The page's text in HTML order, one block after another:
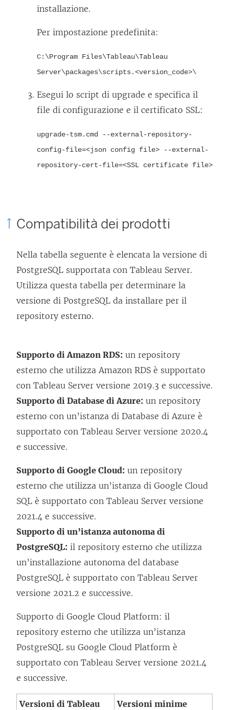
installazione.
Per impostazione predefinita:
C:\Program Files\Tableau\Tableau
Server\packages\scripts.<version_code>\
Esegui lo script di upgrade e specifica il
file di configurazione e il certificato SSL:
upgrade-tsm.cmd --external-repository-
config-file=<json config file> --external-
repository-cert-file=<SSL certificate file>
Compatibilità dei prodotti
Nella tabella seguente è elencata la versione di
PostgreSQL supportata con Tableau Server.
Utilizza questa tabella per determinare la
versione di PostgreSQL da installare per il
repository esterno.
Supporto di Amazon RDS: un repository
esterno che utilizza Amazon RDS è supportato
con Tableau Server versione 2019.3 e successive.
Supporto di Database di Azure: un repository
esterno con un’istanza di Database di Azure è
supportato con Tableau Server versione 2020.4
e successive.
Supporto di Google Cloud: un repository
esterno che utilizza un’istanza di Google Cloud
SQL è supportato con Tableau Server versione
2021.4 e successive.
Supporto di un’istanza autonoma di
PostgreSQL: il repository esterno che utilizza
un’installazione autonoma del database
PostgreSQL è supportato con Tableau Server
versione 2021.2 e successive.
Supporto di Google Cloud Platform: il
repository esterno che utilizza un’istanza
PostgreSQL su Google Cloud Platform è
supportato con Tableau Server versione 2021.4
e successive.
Versioni di Tableau
Versioni minime